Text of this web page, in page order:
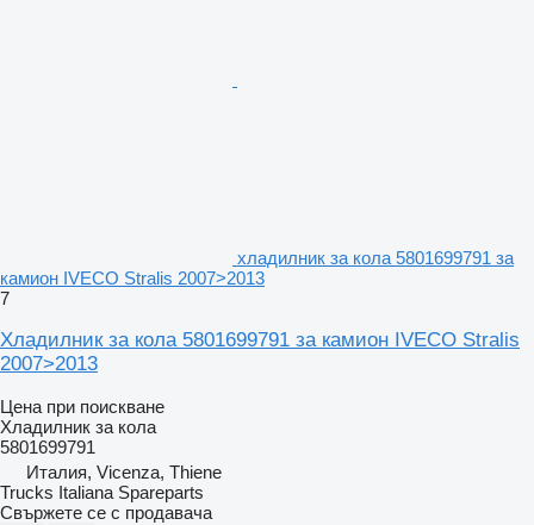
хладилник за кола 5801699791 за
камион IVECO Stralis 2007>2013
7
Хладилник за кола 5801699791 за камион IVECO Stralis
2007>2013
Цена при поискване
Хладилник за кола
5801699791
Италия, Vicenza, Thiene
Trucks Italiana Spareparts
Свържете се с продавача